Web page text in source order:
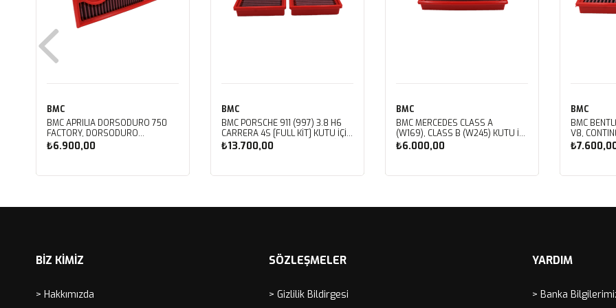
BMC
BMC APRILIA DORSODURO 750
FACTORY, DORSODURO
900, SHIVER 750 GT, SHIVER
750 KUTU İÇİ PERFORMANS HAVA
₺6.900,00
BMC
BMC PORSCHE 911 (997) 3.8 H6
CARRERA 4S [FULL KIT] KUTU İÇİ
PERFORMANS HAVA FİLTRESİ
FB468/20
₺13.700,00
BMC
BMC MERCEDES CLASS A
(W169), CLASS B (W245) KUTU İÇİ
PERFORMANS HAVA FİLTRESİ
FB459/01
₺6.000,00
BMC
BMC
V8,
V8,
V8,
SPIRIT,
BİZ KİMİZ
> Hakkımızda
SÖZLEŞMELER
> Gizlilik Bildirgesi
YARDIM
> Banka